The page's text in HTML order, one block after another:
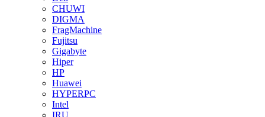
CHUWI
DIGMA
FragMachine
Fujitsu
Gigabyte
Hiper
HP
Huawei
HYPERPC
Intel